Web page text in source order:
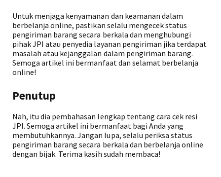
Untuk menjaga kenyamanan dan keamanan dalam
berbelanja online, pastikan selalu mengecek status
pengiriman barang secara berkala dan menghubungi
pihak JPI atau penyedia layanan pengiriman jika terdapat
masalah atau kejanggalan dalam pengiriman barang.
Semoga artikel ini bermanfaat dan selamat berbelanja
online!
Penutup
Nah, itu dia pembahasan lengkap tentang cara cek resi
JPI. Semoga artikel ini bermanfaat bagi Anda yang
membutuhkannya. Jangan lupa, selalu periksa status
pengiriman barang secara berkala dan berbelanja online
dengan bijak. Terima kasih sudah membaca!